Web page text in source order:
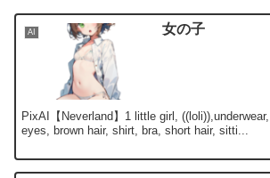
AI 女の子
PixAI【Neverland】1 little girl,
eyes, brown hair, shirt, bra, short hair, sitti...